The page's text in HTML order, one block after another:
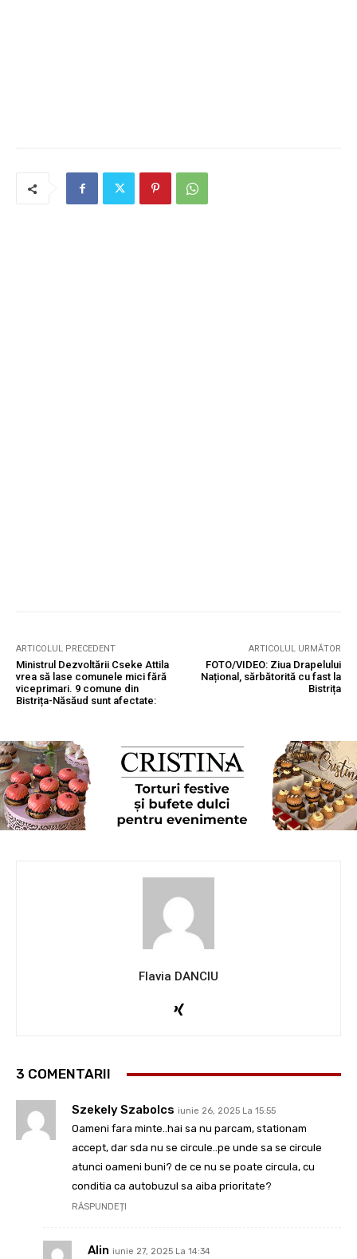
ARTICOLUL PRECEDENT
Ministrul Dezvoltării Cseke Attila
vrea să lase comunele mici fără
viceprimari. 9 comune din
Bistrița-Năsăud sunt afectate:
ARTICOLUL URMĂTOR
FOTO/VIDEO: Ziua Drapelului
Național, sărbătorită cu fast la
Bistrița
Flavia DANCIU
3 COMENTARII
Szekely Szabolcs iunie 26, 2025 La 15:55
Oameni fara minte..hai sa nu parcam, stationam
accept, dar sda nu se circule..pe unde sa se circule
atunci oameni buni? de ce nu se poate circula, cu
conditia ca autobuzul sa aiba prioritate?
RĂSPUNDEȚI
Alin iunie 27, 2025 La 14:34